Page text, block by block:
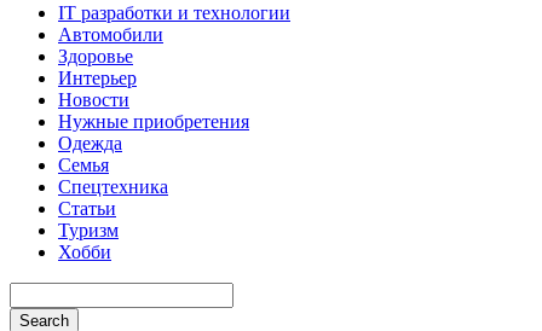
IT разработки и технологии
Автомобили
Здоровье
Интерьер
Новости
Нужные приобретения
Одежда
Семья
Спецтехника
Статьи
Туризм
Хобби
Search